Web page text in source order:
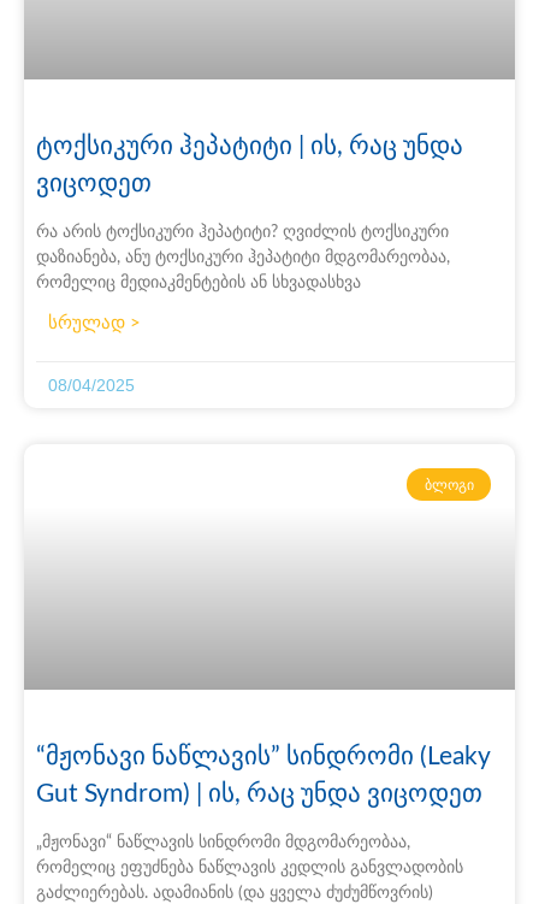
ტოქსიკური ჰეპატიტი | ის, რაც უნდა
ვიცოდეთ
რა არის ტოქსიკური ჰეპატიტი? ღვიძლის ტოქსიკური
დაზიანება, ანუ ტოქსიკური ჰეპატიტი მდგომარეობაა,
რომელიც მედიაკმენტების ან სხვადასხვა
სრულად >
08/04/2025
ᲑᲚᲝᲒᲘ
“მჟონავი ნაწლავის” სინდრომი (Leaky
Gut Syndrom) | ის, რაც უნდა ვიცოდეთ
„მჟონავი“ ნაწლავის სინდრომი მდგომარეობაა,
რომელიც ეფუძნება ნაწლავის კედლის განვლადობის
გაძლიერებას. ადამიანის (და ყველა ძუძუმწოვრის)